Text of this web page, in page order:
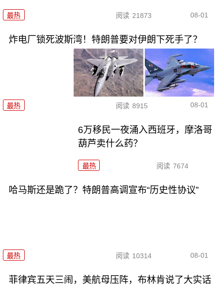
最热 阅读 21873 08-01
炸电厂锁死波斯湾！特朗普要对伊朗下死手了？
最热 阅读 8915 08-01
6万移民一夜涌入西班牙，摩洛哥
葫芦卖什么药？
最热 阅读 7674
哈马斯还是跪了？特朗普高调宣布“历史性协议”
最热 阅读 10314 08-01
菲律宾五天三闹，美航母压阵，布林肯说了大实话